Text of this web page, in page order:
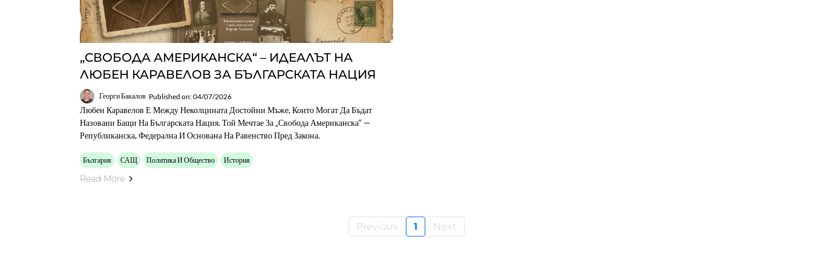
„СВОБОДА АМЕРИКАНСКА“ – ИДЕАЛЪТ НА
ЛЮБЕН КАРАВЕЛОВ ЗА БЪЛГАРСКАТА НАЦИЯ
Георги Бакалов Published on: 04/07/2026
Любен Каравелов Е Между Неколцината Достойни Мъже, Които Могат Да Бъдат
Назовани Бащи На Българската Нация. Той Мечтае За „свобода Американска“ —
Републиканска, Федерална И Основана На Равенство Пред Закона.
България САЩ Политика И Общество История
Read More
Previous 1 Next